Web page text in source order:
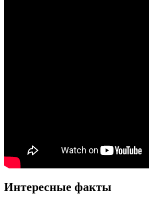
Интересные факты